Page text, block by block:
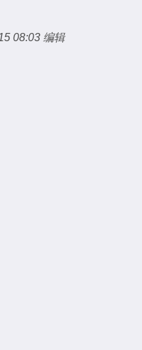
08:03 编辑